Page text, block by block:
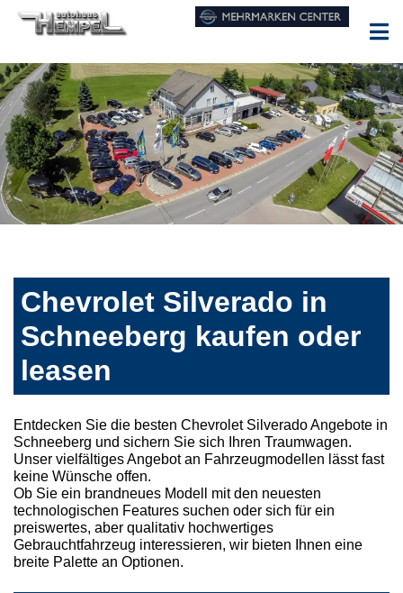
Chevrolet Silverado in
Schneeberg kaufen oder
leasen
Entdecken Sie die besten Chevrolet Silverado Angebote in
Schneeberg und sichern Sie sich Ihren Traumwagen.
Unser vielfältiges Angebot an Fahrzeugmodellen lässt fast
keine Wünsche offen.
Ob Sie ein brandneues Modell mit den neuesten
technologischen Features suchen oder sich für ein
preiswertes, aber qualitativ hochwertiges
Gebrauchtfahrzeug interessieren, wir bieten Ihnen eine
breite Palette an Optionen.